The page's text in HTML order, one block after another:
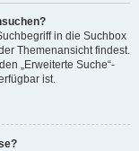
in die Suchbox
Themenansicht findest.
„Erweiterte Suche“-
ist.